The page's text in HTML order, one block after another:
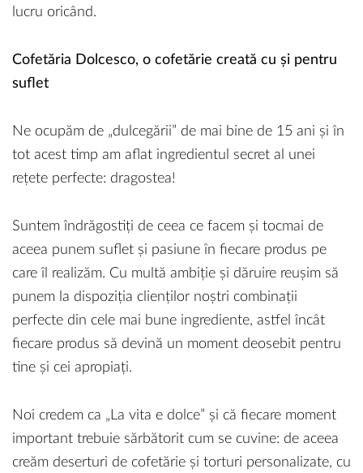
lucru oricând.
Cofetăria Dolcesco, o cofetărie creată cu și pentru
suflet
Ne ocupăm de „dulcegării” de mai bine de 15 ani și în
tot acest timp am aflat ingredientul secret al unei
rețete perfecte: dragostea!
Suntem îndrăgostiți de ceea ce facem și tocmai de
aceea punem suflet și pasiune în fiecare produs pe
care îl realizăm. Cu multă ambiție și dăruire reușim să
punem la dispoziția clienților noștri combinații
perfecte din cele mai bune ingrediente, astfel încât
fiecare produs să devină un moment deosebit pentru
tine și cei apropiați.
Noi credem ca „La vita e dolce” și că fiecare moment
important trebuie sărbătorit cum se cuvine: de aceea
creăm deserturi de cofetărie și torturi personalizate, cu